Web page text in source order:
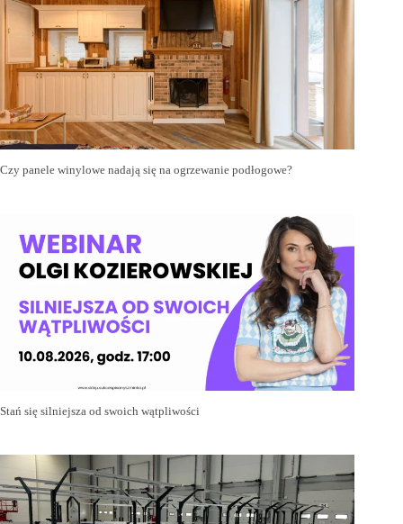
Czy panele winylowe nadają się na ogrzewanie podłogowe?
Stań się silniejsza od swoich wątpliwości